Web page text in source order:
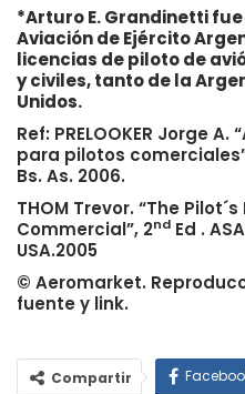
*Arturo E. Grandinetti
Aviación de Ejército
licencias de piloto de
y civiles, tanto de la
Unidos.
Ref: PRELOOKER Jorge
para pilotos
Bs. As. 2006.
THOM Trevor. “The
Commercial”, 2nd Ed .
USA.2005
© Aeromarket.
fuente y link.
Compartir